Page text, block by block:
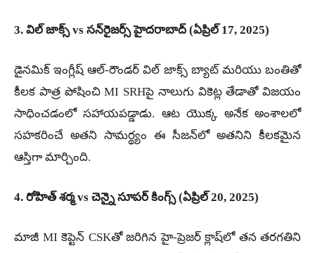
3. విల్ జాక్స్ vs సన్‌రైజర్స్ హైదరాబాద్ (ఏప్రిల్ 17, 2025)
డైనమిక్ ఇంగ్లీష్ ఆల్-రౌండర్ విల్ జాక్స్ బ్యాట్ మరియు బంతితో
కీలక పాత్ర పోషించి MI SRHపై నాలుగు వికెట్ల తేడాతో విజయం
సాధించడంలో సహాయపడ్డాడు. ఆట యొక్క అనేక అంశాలలో
సహకరించే అతని సామర్థ్యం ఈ సీజన్‌లో అతనిని కీలకమైన
ఆస్తిగా మార్చింది.
4. రోహిత్ శర్మ vs చెన్నై సూపర్ కింగ్స్ (ఏప్రిల్ 20, 2025)
మాజీ MI కెప్టెన్ CSKతో జరిగిన హై-ప్రెజర్ క్లాష్‌లో తన తరగతిని